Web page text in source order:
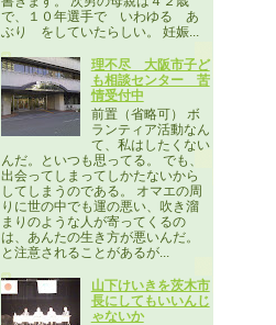
で、１０年選手で いわゆる あ
ぶり をしていたらしい。 妊娠...
理不尽 大阪市子ど
も相談センター 苦
情受付中
前置（省略可） ボ
ランティア活動なん
て、私はしたくない
んだ。といつも思ってる。 でも、
出会ってしまってしかたないから
してしまうのである。 オマエの周
りに世の中でも運の悪い、吹き溜
まりのような人が寄ってくるの
は、あんたの生き方が悪いんだ。
と注意されることがあるが...
山下けいきを茨木市
長にしてもいいんじ
ゃないか